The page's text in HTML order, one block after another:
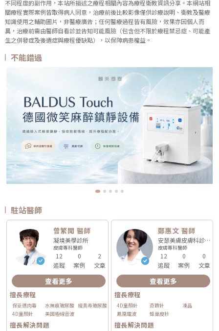
不同程度的副作用，本站所描述之療程相關內容為療程衛教資訊分享。本網站相
關療程實際案例皆取得病人同意，治療前後比較影像僅供診療說明、衛教及醫療
知識使用之輔助圖片，非醫療廣告；任何醫療過程皆有風險，效果亦因個人而
異，治療前需由醫師自看診並告知可能風險（包含但不限於療程禁忌症、可能產
生之併發症及後遺症與療程優缺點），以保障病患權益。
不能錯過
駐站醫師
曾繁聞 醫師
凝境美學診所
皮膚專科醫師
12
追蹤
0
案例
2
文章
查看更多
擅長療程
保妥適肉毒 水無痕玻尿酸 緹奧希玻尿酸
4D童顏針
美國極線音波
擅長解決問題
鄭惠文 醫師
安瑟美膚皮膚科診所
皮膚專科醫師
12
追蹤
0
案例
0
文章
查看更多
擅長療程
4D童顏針 奇蹟針
凍晶
鳳凰電波
蜂巢皮秒
擅長解決問題